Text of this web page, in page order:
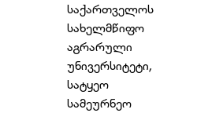
საქართველოს
სახელმწიფო
აგრარული
უნივერსიტეტი,
სატყეო
სამეურნეო